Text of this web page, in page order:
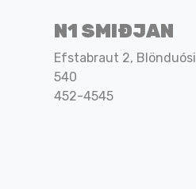
N1 SMIÐJAN
Efstabraut 2, Blönduósi
540
452-4545